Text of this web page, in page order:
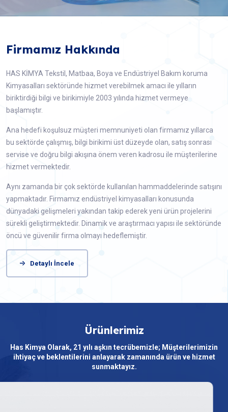
Firmamız Hakkında
HAS KİMYA Tekstil, Matbaa, Boya ve Endüstriyel Bakım koruma
Kimyasalları sektöründe hizmet verebilmek amacı ile yılların
biriktirdiği bilgi ve birikimiyle 2003 yılında hizmet vermeye
başlamıştır.
Ana hedefi koşulsuz müşteri memnuniyeti olan firmamız yıllarca
bu sektörde çalışmış, bilgi birikimi üst düzeyde olan, satış sonrası
servise ve doğru bilgi akışına önem veren kadrosu ile müşterilerine
hizmet vermektedir.
Aynı zamanda bir çok sektörde kullanılan hammaddelerinde satışını
yapmaktadır. Firmamız endüstriyel kimyasalları konusunda
dünyadaki gelişmeleri yakından takip ederek yeni ürün projelerini
sürekli geliştirmektedir. Dinamik ve araştırmacı yapısı ile sektöründe
öncü ve güvenilir firma olmayı hedeflemiştir.
Detaylı İncele
Ürünlerimiz
Has Kimya Olarak, 21 yılı aşkın tecrübemizle; Müşterilerimizin
ihtiyaç ve beklentilerini anlayarak zamanında ürün ve hizmet
sunmaktayız.